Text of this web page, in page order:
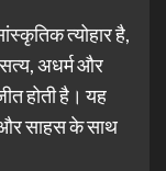
त्योहार है,
अधर्म और
होती है। यह
और साहस के साथ